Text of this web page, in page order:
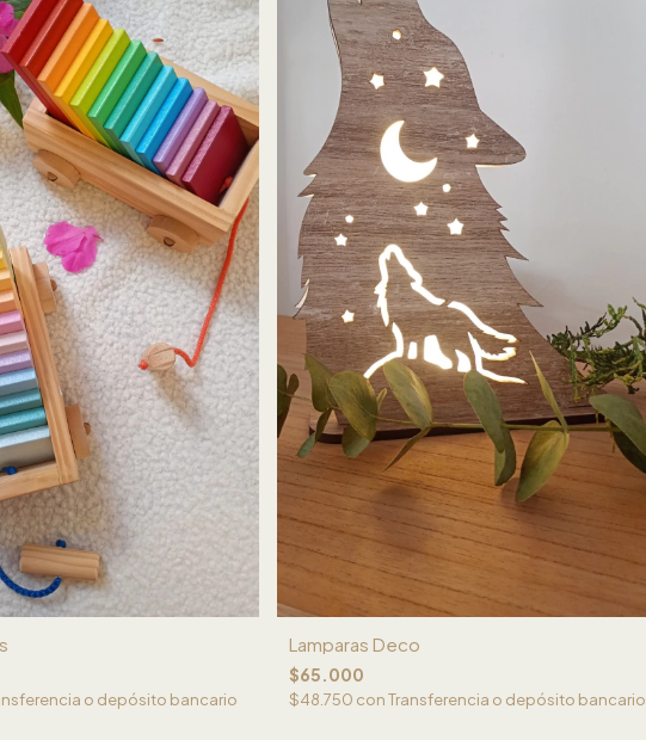
o depósito bancario
Lamparas Deco
$65.000
$48.750 conTransferencia o depósito bancario